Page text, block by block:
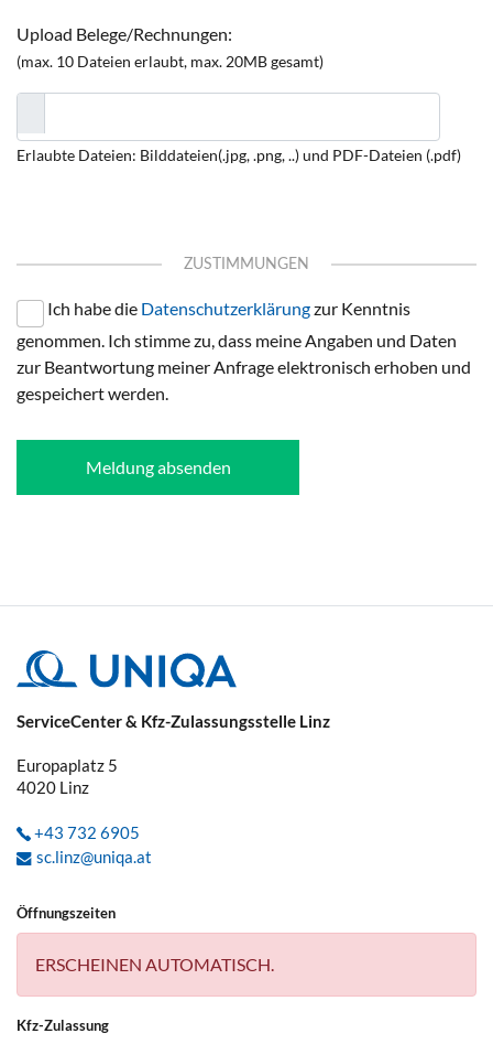
Upload Belege/Rechnungen:
(max. 10 Dateien erlaubt, max. 20MB gesamt)
Erlaubte Dateien: Bilddateien(.jpg, .png, ..) und PDF-Dateien (.pdf)
ZUSTIMMUNGEN
Ich habe die Datenschutzerklärungzur Kenntnis
genommen. Ich stimme zu, dass meine Angaben und Daten
zur Beantwortung meiner Anfrage elektronisch erhoben und
gespeichert werden.
Meldung absenden
ServiceCenter & Kfz-Zulassungsstelle Linz
Europaplatz 5
4020 Linz
+43 732 6905
sc.linz@uniqa.at
Öffnungszeiten
ERSCHEINEN AUTOMATISCH.
Kfz-Zulassung